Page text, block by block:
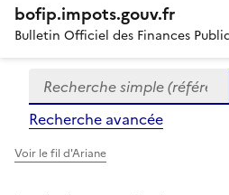
bofip.impots.gouv.fr
Bulletin Officiel des Finances
Formulaire
de
recherche
Recherche simple
Recherche avancée
Voir le fil d'Ariane